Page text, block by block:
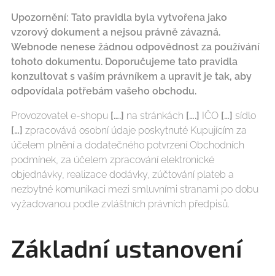
Upozornění: Tato pravidla byla vytvořena jako
vzorový dokument a nejsou právně závazná.
Webnode nenese žádnou odpovědnost za používání
tohoto dokumentu. Doporučujeme tato pravidla
konzultovat s vaším právníkem a upravit je tak, aby
odpovídala potřebám vašeho obchodu.
Provozovatel e-shopu [….] na stránkách [….] IČO […] sídlo
[…] zpracovává osobní údaje poskytnuté Kupujícím za
účelem plnění a dodatečného potvrzení Obchodních
podmínek, za účelem zpracování elektronické
objednávky, realizace dodávky, zúčtování plateb a
nezbytné komunikaci mezi smluvními stranami po dobu
vyžadovanou podle zvláštních právních předpisů.
Základní ustanovení